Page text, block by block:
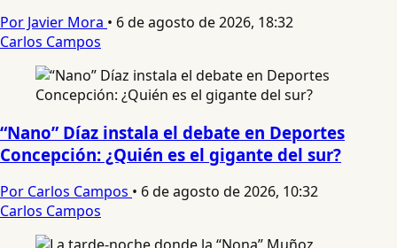
Por Javier Mora • 6 de agosto de 2026, 18:32
Carlos Campos
“Nano” Díaz instala el debate en Deportes
Concepción: ¿Quién es el gigante del sur?
Por Carlos Campos • 6 de agosto de 2026, 10:32
Carlos Campos